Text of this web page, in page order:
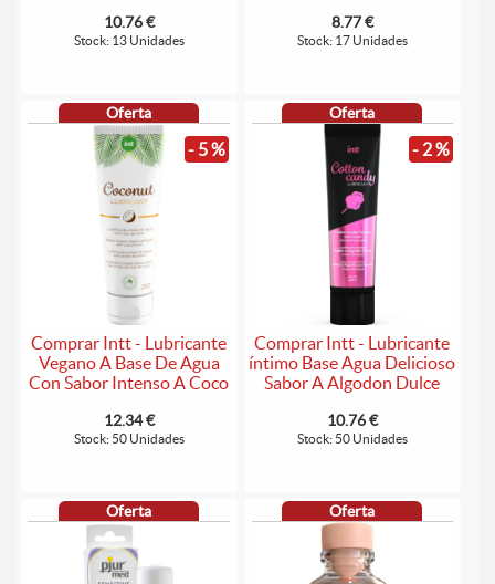
10.76 €
Stock: 13 Unidades
8.77 €
Stock: 17 Unidades
Oferta
- 5 %
Comprar Intt - Lubricante
Vegano A Base De Agua
Con Sabor Intenso A Coco
12.34 €
Stock: 50 Unidades
Oferta
- 2 %
Comprar Intt - Lubricante
íntimo Base Agua Delicioso
Sabor A Algodon Dulce
10.76 €
Stock: 50 Unidades
Oferta Oferta